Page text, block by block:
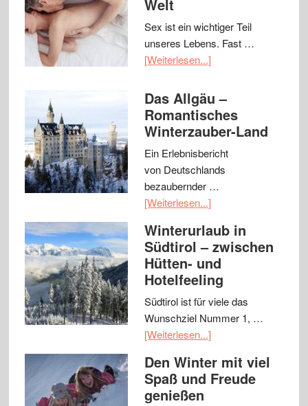
Welt
Sex ist ein wichtiger Teil
unseres Lebens. Fast …
[Weiterlesen...]
Das Allgäu –
Romantisches
Winterzauber-Land
Ein Erlebnisbericht
von Deutschlands
bezaubernder …
[Weiterlesen...]
Winterurlaub in
Südtirol – zwischen
Hütten- und
Hotelfeeling
Südtirol ist für viele das
Wunschziel Nummer 1, …
[Weiterlesen...]
Den Winter mit viel
Spaß und Freude
genießen